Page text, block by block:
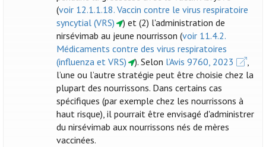
(voir 12.1.1.18. Vaccin contre le virus respiratoire
syncytial (VRS)
) et (2) l'administration de
nirsévimab au jeune nourrisson (voir 11.4.2.
Médicaments contre des virus respiratoires
(influenza et VRS)
). Selon l’Avis 9760, 2023
,
l’une ou l’autre stratégie peut être choisie chez la
plupart des nourrissons. Dans certains cas
spécifiques (par exemple chez les nourrissons à
haut risque), il pourrait être envisagé d'administrer
du nirsévimab aux nourrissons nés de mères
vaccinées.